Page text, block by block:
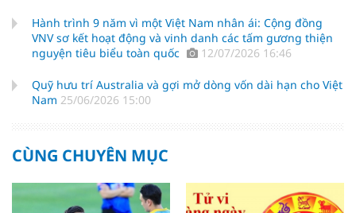
Hành trình 9 năm vì một Việt Nam nhân ái: Cộng đồng
VNV sơ kết hoạt động và vinh danh các tấm gương thiện
nguyện tiêu biểu toàn quốc
12/07/2026 16:46
Quỹ hưu trí Australia và gợi mở dòng vốn dài hạn cho Việt
Nam 25/06/2026 15:00
CÙNG CHUYÊN MỤC